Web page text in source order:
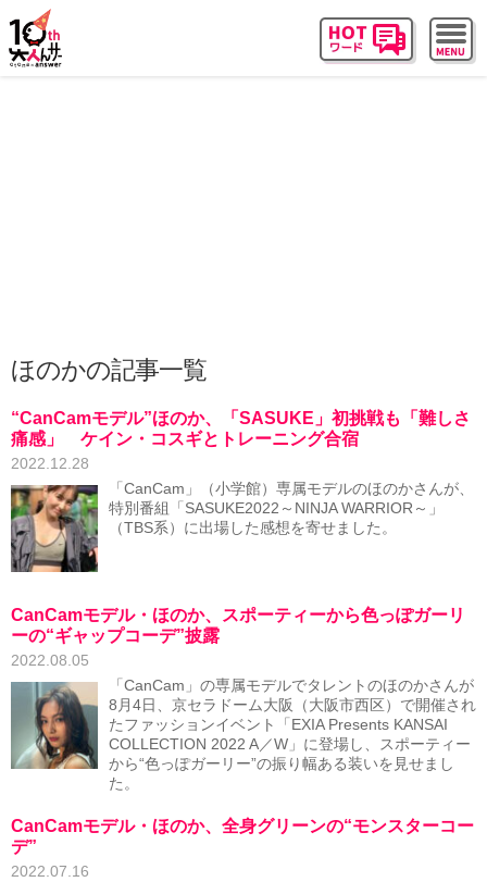
ほのかの記事一覧
“CanCamモデル”ほのか、「SASUKE」初挑戦も「難しさ
痛感」 ケイン・コスギとトレーニング合宿
2022.12.28
「CanCam」（小学館）専属モデルのほのかさんが、
特別番組「SASUKE2022～NINJA WARRIOR～」
（TBS系）に出場した感想を寄せました。
CanCamモデル・ほのか、スポーティーから色っぽガーリ
ーの“ギャップコーデ”披露
2022.08.05
「CanCam」の専属モデルでタレントのほのかさんが
8月4日、京セラドーム大阪（大阪市西区）で開催され
たファッションイベント「EXIA Presents KANSAI
COLLECTION 2022 A／W」に登場し、スポーティー
から“色っぽガーリー”の振り幅ある装いを見せまし
た。
CanCamモデル・ほのか、全身グリーンの“モンスターコー
デ”
2022.07.16